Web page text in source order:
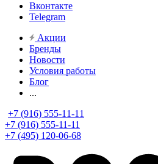
Вконтакте
Telegram
Акции
Бренды
Новости
Условия работы
Блог
...
+7 (916) 555-11-11
+7 (916) 555-11-11
+7 (495) 120-06-68